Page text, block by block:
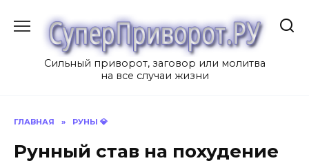
содержанию
Сильный приворот, заговор или молитва
на все случаи жизни
ГЛАВНАЯ » РУНЫ 💎
Рунный став на похудение